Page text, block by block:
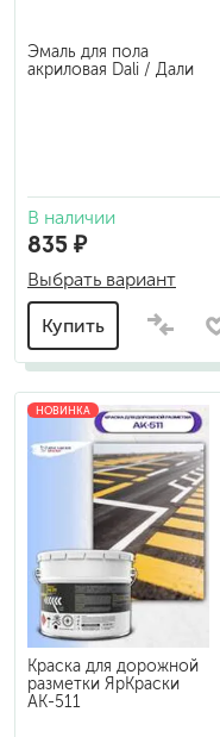
Эмаль для пола
акриловая Dali / Дали
В наличии
835 ₽
Выбрать вариант
Купить
НОВИНКА
Краска для дорожной
разметки ЯрКраски
АК-511